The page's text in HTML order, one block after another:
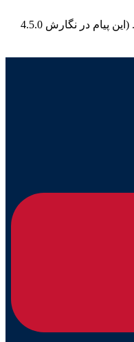
for more information. (این پیام در نگارش 4.5.0